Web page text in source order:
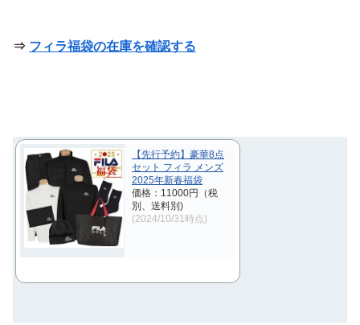
⇒ フィラ福袋の在庫を確認する
【先行予約】豪華8点
セット フィラ メンズ
2025年新春福袋
価格：11000円（税
別、送料別)
(2024/10/31時点)